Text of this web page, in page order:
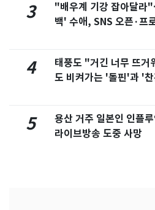
3
"배우계 기강 잡아달
백' 수애, SNS 오픈·프
4
태풍도 "거긴 너무 뜨
도 비켜가는 '돌핀'과 '
5
용산 거주 일본인 인플
라이브방송 도중 사망